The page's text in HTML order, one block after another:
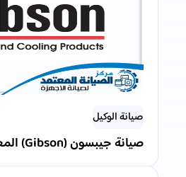
صيانة الوكيل
صيانة جيبسون (Gibson) المعتمدة في الإمارات